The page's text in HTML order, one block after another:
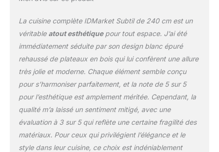
La cuisine complète IDMarket Subtil de 240 cm est un
véritable atout esthétiquepour tout espace. J’ai été
immédiatement séduite par son design blanc épuré
rehaussé de plateaux en bois qui lui confèrent une allure
très jolie et moderne. Chaque élément semble conçu
pour s’harmoniser parfaitement, et la note de 5 sur 5
pour l’esthétique est amplement méritée. Cependant, la
qualité m’a laissé un sentiment mitigé, avec une
évaluation à 3 sur 5 qui reflète une certaine fragilité des
matériaux. Pour ceux qui privilégient l’élégance et le
style dans leur cuisine, ce choix est indéniablement